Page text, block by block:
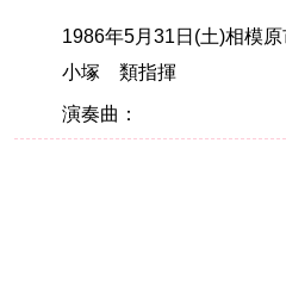
1986年5月31日(土)相模
小塚 類指揮
演奏曲：